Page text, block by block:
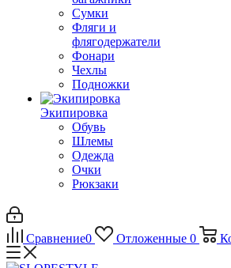
Сумки
Фляги и
флягодержатели
Фонари
Чехлы
Подножки
Экипировка
Обувь
Шлемы
Одежда
Очки
Рюкзаки
Сравнение0 Отложенные 0